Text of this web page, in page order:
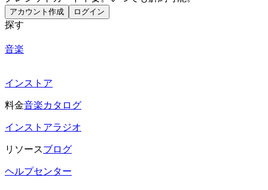
アカウント作成 ログイン
探す
音楽
インストア
料金音楽カタログ
インストアラジオ
リソースブログ
ヘルプセンター